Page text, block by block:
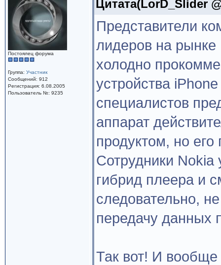
Постоялец форума
Группа: Участник
Сообщений: 912
Регистрация: 6.08.2005
Пользователь №: 9235
Цитата(LorD_Slider
Представители
лидеров на
холодно
устройства
специалистов
аппарат
продуктом, но
Сотрудники Nokia
гибрид плеера и
следовательно,
передачу данных
Так вот! И вообще